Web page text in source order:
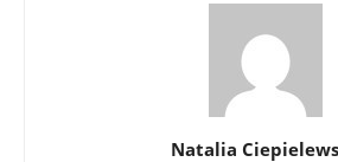
Natalia